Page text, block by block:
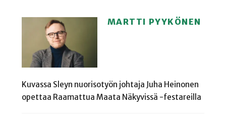
MARTTI PYYKÖNEN
Kuvassa Sleyn nuorisotyön johtaja Juha Heinonen
opettaa Raamattua Maata Näkyvissä -festareilla